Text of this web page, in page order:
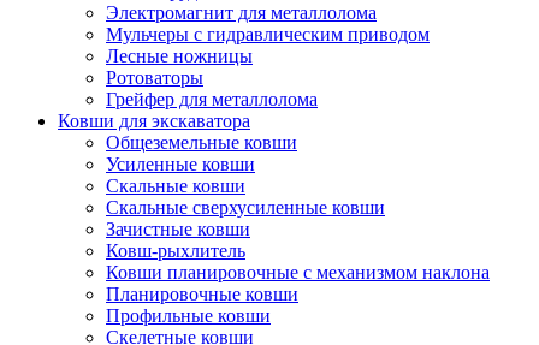
Электромагнит для металлолома
Мульчеры с гидравлическим приводом
Лесные ножницы
Ротоваторы
Грейфер для металлолома
Ковши для экскаватора
Общеземельные ковши
Усиленные ковши
Скальные ковши
Скальные сверхусиленные ковши
Зачистные ковши
Ковш-рыхлитель
Ковши планировочные с механизмом наклона
Планировочные ковши
Профильные ковши
Скелетные ковши